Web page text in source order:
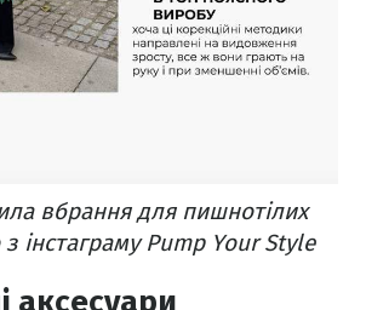
вбрання для пишнотілих
інстаграму Pump Your Style
аксесуари